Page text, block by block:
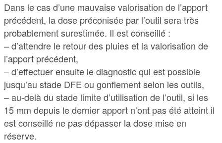
Dans le cas d’une mauvaise valorisation de l’apport
précédent, la dose préconisée par l’outil sera très
probablement surestimée. Il est conseillé :
– d’attendre le retour des pluies et la valorisation de
l’apport précédent,
– d’effectuer ensuite le diagnostic qui est possible
jusqu’au stade DFE ou gonflement selon les outils,
– au-delà du stade limite d’utilisation de l’outil, si les
15 mm depuis le dernier apport n’ont pas été atteint il
est conseillé ne pas dépasser la dose mise en
réserve.